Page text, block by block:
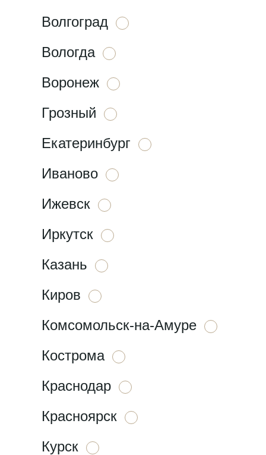
Волгоград
Вологда
Воронеж
Грозный
Екатеринбург
Иваново
Ижевск
Иркутск
Казань
Киров
Комсомольск-на-Амуре
Кострома
Краснодар
Красноярск
Курск